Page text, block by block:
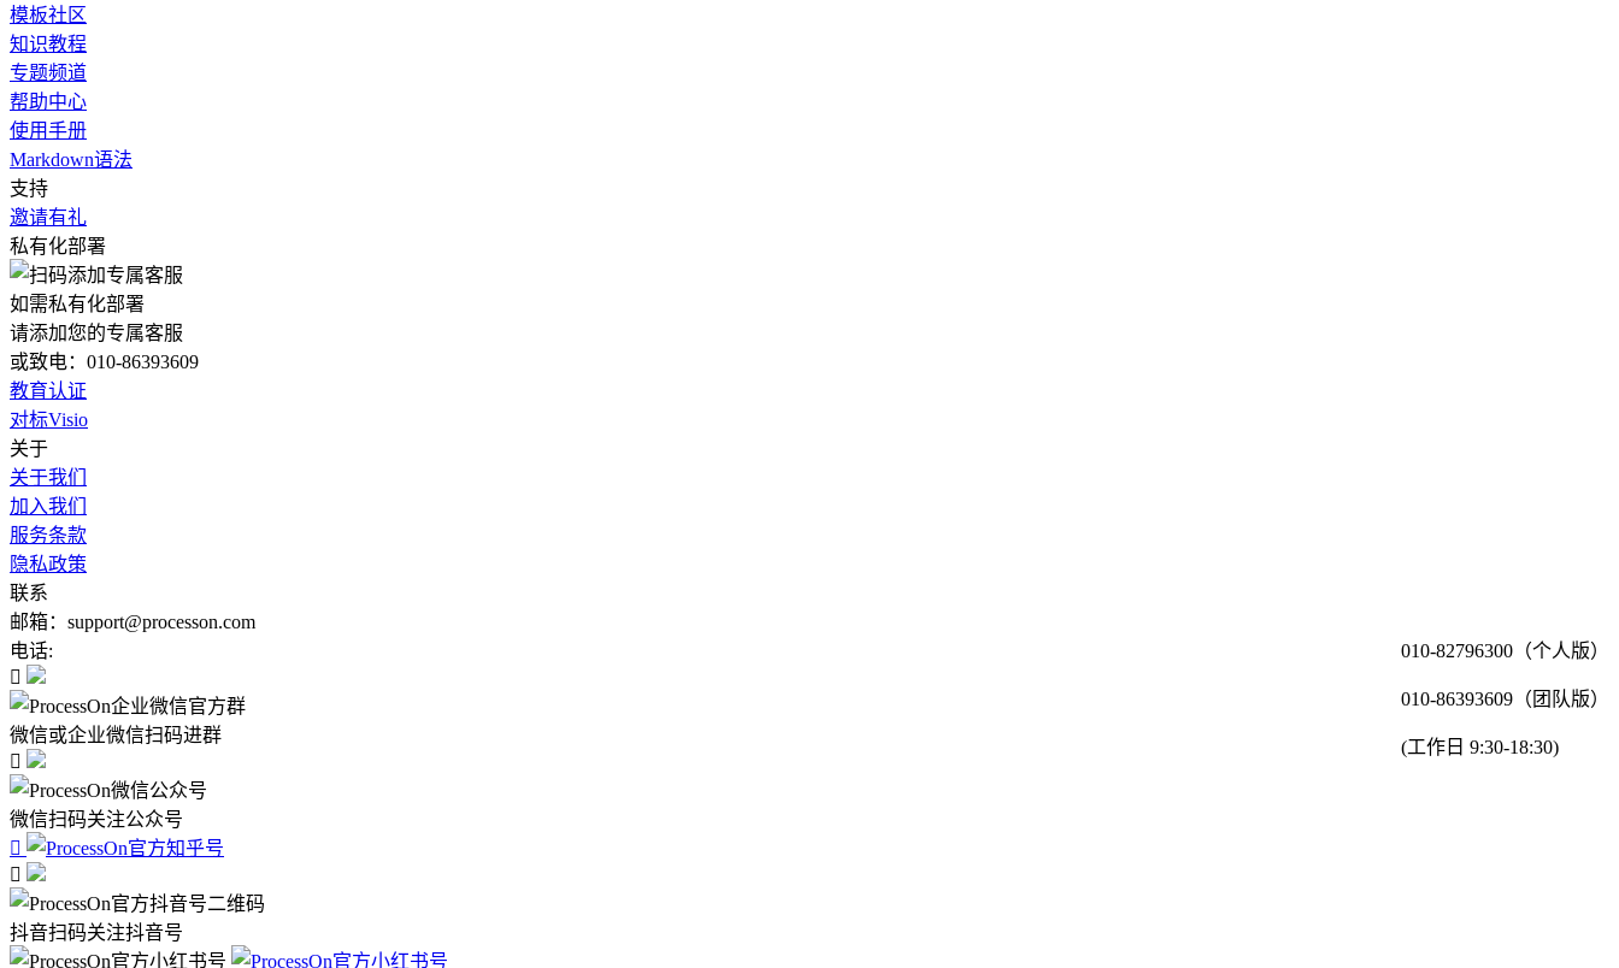
模板社区
知识教程
专题频道
帮助中心
使用手册
Markdown语法
支持
邀请有礼
私有化部署
如需私有化部署
请添加您的专属客服
或致电：010-86393609
教育认证
对标Visio
关于
关于我们
加入我们
服务条款
隐私政策
联系
邮箱：support@processon.com
电话:
010-82796300（个人版）
010-86393609（团队版）
(工作日 9:30-18:30)

微信或企业微信扫码进群

微信扫码关注公众号


抖音扫码关注抖音号